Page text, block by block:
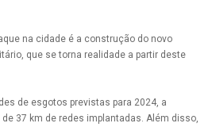
na cidade é a construção do novo
que se torna realidade a partir deste
de esgotos previstas para 2024, a
37 km de redes implantadas. Além disso,